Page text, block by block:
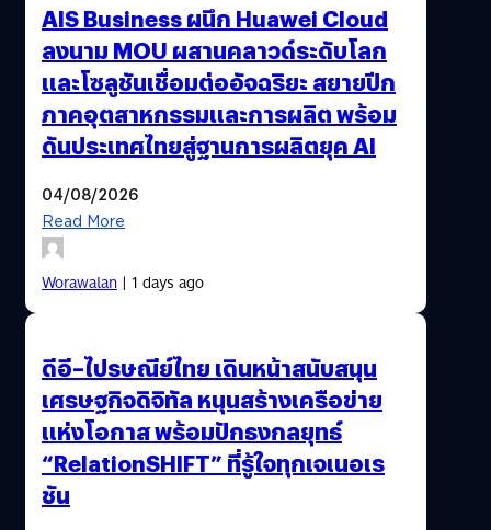
AIS Business ผนึก Huawei Cloud
ลงนาม MOU ผสานคลาวด์ระดับโลก
และโซลูชันเชื่อมต่ออัจฉริยะ สยายปีก
ภาคอุตสาหกรรมและการผลิต พร้อม
ดันประเทศไทยสู่ฐานการผลิตยุค AI
04/08/2026
Read More
Worawalan| 1 days ago
ดีอี–ไปรษณีย์ไทย เดินหน้าสนับสนุน
เศรษฐกิจดิจิทัล หนุนสร้างเครือข่าย
แห่งโอกาส พร้อมปักธงกลยุทธ์
“RelationSHIFT” ที่รู้ใจทุกเจเนอเร
ชัน